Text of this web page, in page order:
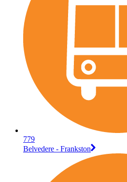
779
Belvedere - Frankston